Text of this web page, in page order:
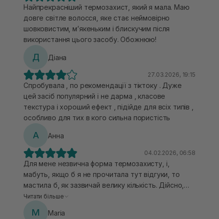
Найпрекрасніший термозахист, який я мала. Маю
довге світле волосся, яке стає неймовірно
шовковистим, мʼякеньким і блискучим після
використання цього засобу. Обожнюю!
Д Діана
27.03.2026, 19:15
Спробувала , по рекомендації з тіктоку . Дуже
цей засіб популярний і не дарма , класове
текстура і хороший ефект , підійде для всіх типів ,
особливо для тих в кого сильна пористість
А Анна
04.02.2026, 06:58
Для мене незвична форма термозахисту, і,
мабуть, якщо б я не прочитала тут відгуки, то
мастила б, як зазвичай велику кількість. Дійсно,
потрібна горошинка на середню довжину,
Читати більше
M Maria